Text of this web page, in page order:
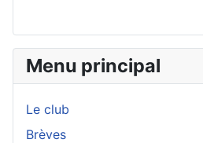
Menu principal
Le club
Brèves